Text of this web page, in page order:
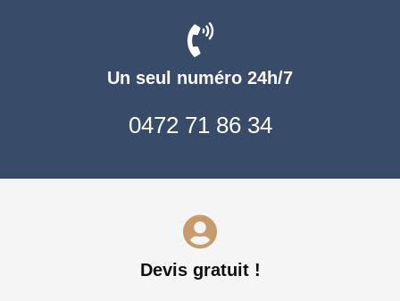
Un seul numéro 24h/7
0472 71 86 34
Devis gratuit !